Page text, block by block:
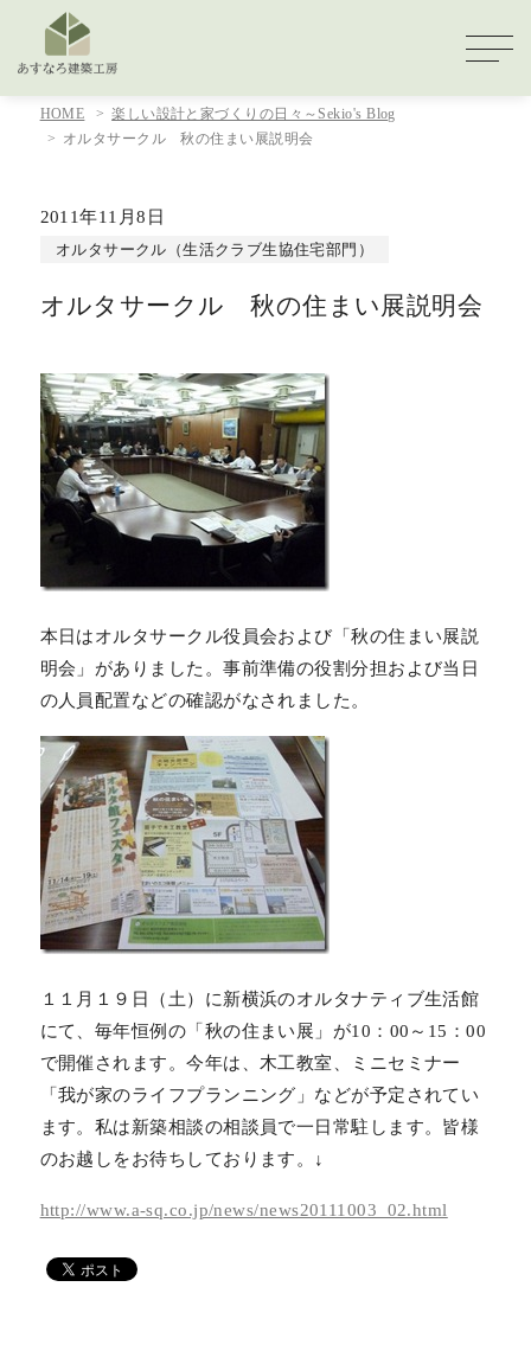
HOME
楽しい設計と家づくりの日々～Sekio's Blog
オルタサークル 秋の住まい展説明会
2011年11月8日
オルタサークル（生活クラブ生協住宅部門）
オルタサークル 秋の住まい展説明会
本日はオルタサークル役員会および「秋の住まい展説
明会」がありました。事前準備の役割分担および当日
の人員配置などの確認がなされました。
１１月１９日（土）に新横浜のオルタナティブ生活館
にて、毎年恒例の「秋の住まい展」が10：00～15：00
で開催されます。今年は、木工教室、ミニセミナー
「我が家のライフプランニング」などが予定されてい
ます。私は新築相談の相談員で一日常駐します。皆様
のお越しをお待ちしております。↓
http://www.a-sq.co.jp/news/news20111003_02.html